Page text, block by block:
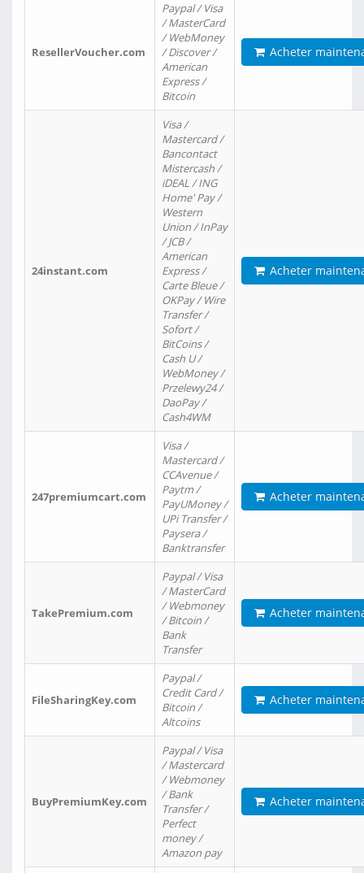
ResellerVoucher.com
Paypal / Visa
/ MasterCard
/ WebMoney
/ Discover /
American
Express /
Bitcoin
Acheter
24instant.com
Visa /
Mastercard /
Bancontact
Mistercash /
iDEAL / ING
Home' Pay /
Western
Union / InPay
/ JCB /
American
Express /
Carte Bleue /
OKPay / Wire
Transfer /
Sofort /
BitCoins /
Cash U /
WebMoney /
Przelewy24 /
DaoPay /
Cash4WM
Acheter
247premiumcart.com
Visa /
Mastercard /
CCAvenue /
Paytm /
PayUMoney /
UPi Transfer /
Paysera /
Banktransfer
Acheter
TakePremium.com
Paypal / Visa
/ MasterCard
/ Webmoney
/ Bitcoin /
Bank
Transfer
Acheter
FileSharingKey.com
Paypal /
Credit Card /
Bitcoin /
Altcoins
Acheter
BuyPremiumKey.com
Paypal / Visa
/ Mastercard
/ Webmoney
/ Bank
Transfer /
Perfect
money /
Amazon pay
Acheter